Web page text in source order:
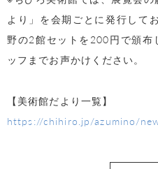
より」を会期ごとに発行して
野の2館セットを200円で頒布
ッフまでお声かけください。
【美術館だより一覧】
https://chihiro.jp/azumino/